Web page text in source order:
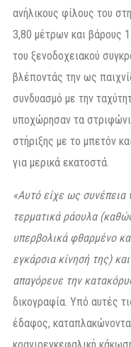
ανήλικους φίλους του
3,80 μέτρων και βάρους
του ξενοδοχειακού
βλέποντάς την ως
συνδυασμό με την
υποχώρησαν τα
στήριξης με το μπετόν
για μερικά εκατοστά.
«Αυτό είχε ως
τερματικά ράουλα
υπερβολικά φθαρμένο
εγκάρσια κίνησή της)
απαγόρευε την
δικογραφία. Υπό αυτές
έδαφος,